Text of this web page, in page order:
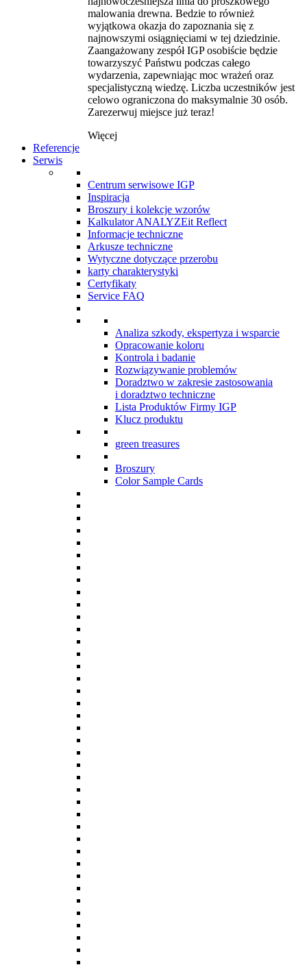
malowania drewna. Bedzie to również
wyjątkowa okazja do zapoznania się z
najnowszymi osiągnięciami w tej dziedzinie.
Zaangażowany zespół IGP osobiście będzie
towarzyszyć Państwu podczas całego
wydarzenia, zapewniając moc wrażeń oraz
specjalistyczną wiedzę. Liczba uczestników jest
celowo ograniczona do maksymalnie 30 osób.
Zarezerwuj miejsce już teraz!
Więcej
Referencje
Serwis
Centrum serwisowe IGP
Inspiracja
Broszury i kolekcje wzorów
Kalkulator ANALYZEit Reflect
Informacje techniczne
Arkusze techniczne
Wytyczne dotyczące przerobu
karty charakterystyki
Certyfikaty
Service FAQ
Analiza szkody, ekspertyza i wsparcie
Opracowanie koloru
Kontrola i badanie
Rozwiązywanie problemów
Doradztwo w zakresie zastosowania
i doradztwo techniczne
Lista Produktów Firmy IGP
Klucz produktu
green treasures
Broszury
Color Sample Cards